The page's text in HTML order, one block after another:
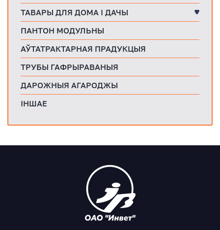
ТАВАРЫ ДЛЯ ДОМА І ДАЧЫ
ПАНТОН МОДУЛЬНЫ
АЎТАТРАКТАРНАЯ ПРАДУКЦЫЯ
ТРУБЫ ГАФРЫРАВАНЫЯ
ДАРОЖНЫЯ АГАРОДЖЫ
ІНШАЕ